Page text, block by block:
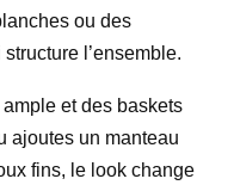
ou des
l’ensemble.
et des baskets
ajoutes un manteau
fins, le look change